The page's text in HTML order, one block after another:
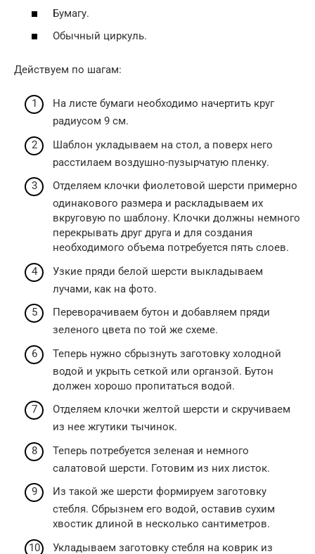
Бумагу.
Обычный циркуль.
Действуем по шагам:
На листе бумаги необходимо начертить круг
радиусом 9 см.
Шаблон укладываем на стол, а поверх него
расстилаем воздушно-пузырчатую пленку.
Отделяем клочки фиолетовой шерсти примерно
одинакового размера и раскладываем их
вкруговую по шаблону. Клочки должны немного
перекрывать друг друга и для создания
необходимого объема потребуется пять слоев.
Узкие пряди белой шерсти выкладываем
лучами, как на фото.
Переворачиваем бутон и добавляем пряди
зеленого цвета по той же схеме.
Теперь нужно сбрызнуть заготовку холодной
водой и укрыть сеткой или органзой. Бутон
должен хорошо пропитаться водой.
Отделяем клочки желтой шерсти и скручиваем
из нее жгутики тычинок.
Теперь потребуется зеленая и немного
салатовой шерсти. Готовим из них листок.
Из такой же шерсти формируем заготовку
стебля. Сбрызнем его водой, оставив сухим
хвостик длиной в несколько сантиметров.
Укладываем заготовку стебля на коврик из